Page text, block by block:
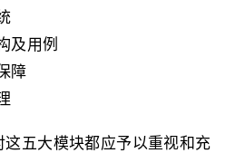
及用例
障
五大模块都应予以重视和充